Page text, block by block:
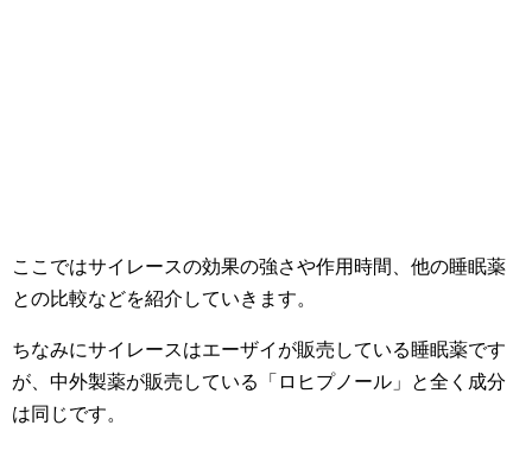
ここではサイレースの効果の強さや作用時間、他の睡眠薬
との比較などを紹介していきます。
ちなみにサイレースはエーザイが販売している睡眠薬です
が、中外製薬が販売している「ロヒプノール」と全く成分
は同じです。